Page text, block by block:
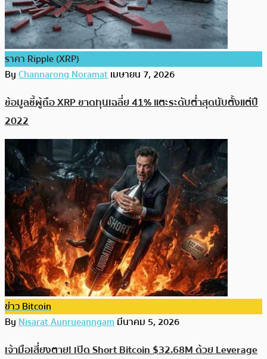
ราคา Ripple (XRP)
ByChannarong Noramatเมษายน 7, 2026
ข้อมูลชี้ผู้ถือ XRP ขาดทุนเฉลี่ย 41% แตะระดับต่ำสุดนับตั้งแต่ปี
2022
ข่าว Bitcoin
ByNisarat Aunrueanngamมีนาคม 5, 2026
เจ้ามือเสี่ยงตาย! เปิด Short Bitcoin $32.68M ด้วย Leverage